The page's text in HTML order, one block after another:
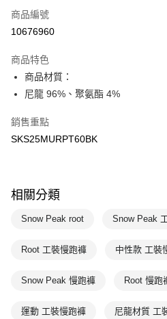
悠遊付
7-11取貨(快速到店)
每筆NT$100，滿NT$1,500(含以上)
宅配-本島
每筆NT$100，滿NT$1,500(含以上)
商品編號
10676960
商品特色
商品材質：
尼龍 96%、聚氨酯 4%
銷售重點
SKS25MURPT60BK
相關分類
Snow Peak root Snow Peak
Root 工裝慢跑褲 中性款 工裝
Snow Peak 慢跑褲 Root 慢跑
運動 工裝慢跑褲 尼龍材質 工